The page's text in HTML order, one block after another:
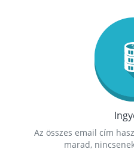
Az összes email cím
marad,